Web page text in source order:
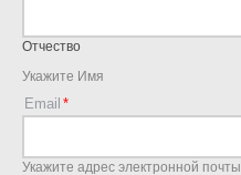
Отчество
Укажите Имя
Email
Укажите адрес электронной почты